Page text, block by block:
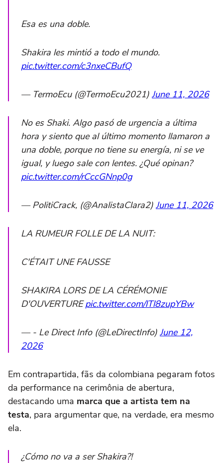
Esa es una doble.
Shakira les mintió a todo el mundo.
pic.twitter.com/c3nxeCBufQ
— TermoEcu (@TermoEcu2021) June 11, 2026
No es Shaki. Algo pasó de urgencia a última
hora y siento que al último momento llamaron a
una doble, porque no tiene su energía, ni se ve
igual, y luego sale con lentes. ¿Qué opinan? ‍
pic.twitter.com/rCccGNnp0g
— PolitiCrack, (@AnalistaClara2) June 11, 2026
LA RUMEUR FOLLE DE LA NUIT:
C'ÉTAIT UNE FAUSSE
SHAKIRA LORS DE LA CÉRÉMONIE
D'OUVERTUREpic.twitter.com/lTl8zupYBw
— - Le Direct Info (@LeDirectInfo) June 12,
2026
Em contrapartida, fãs da colombiana pegaram fotos
da performance na cerimônia de abertura,
destacando uma marca que a artista tem na
testa, para argumentar que, na verdade, era mesmo
ela.
¿Cómo no va a ser Shakira?!